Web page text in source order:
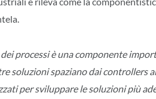
dei processi è una componente
soluzioni spaziano dai controllers
per sviluppare le soluzioni più